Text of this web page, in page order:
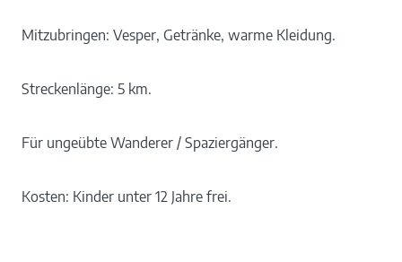
Mitzubringen: Vesper, Getränke, warme Kleidung.
Streckenlänge: 5 km.
Für ungeübte Wanderer / Spaziergänger.
Kosten: Kinder unter 12 Jahre frei.